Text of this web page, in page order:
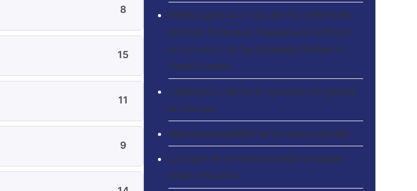
8
15
11
9
AMBS aglutina a más de 150 referentes
en Data Science e Inteligencia Artificial
en el marco de las jornadas Women in
Data Science
Catalunya, cuarta en igualdad de género
en Europa
#NetworkingAMBS en el marco del 8M
La mujer en el mercado laboral según
Grant Thornton